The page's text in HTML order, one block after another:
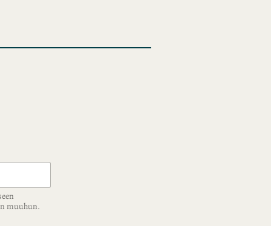
muuhun.